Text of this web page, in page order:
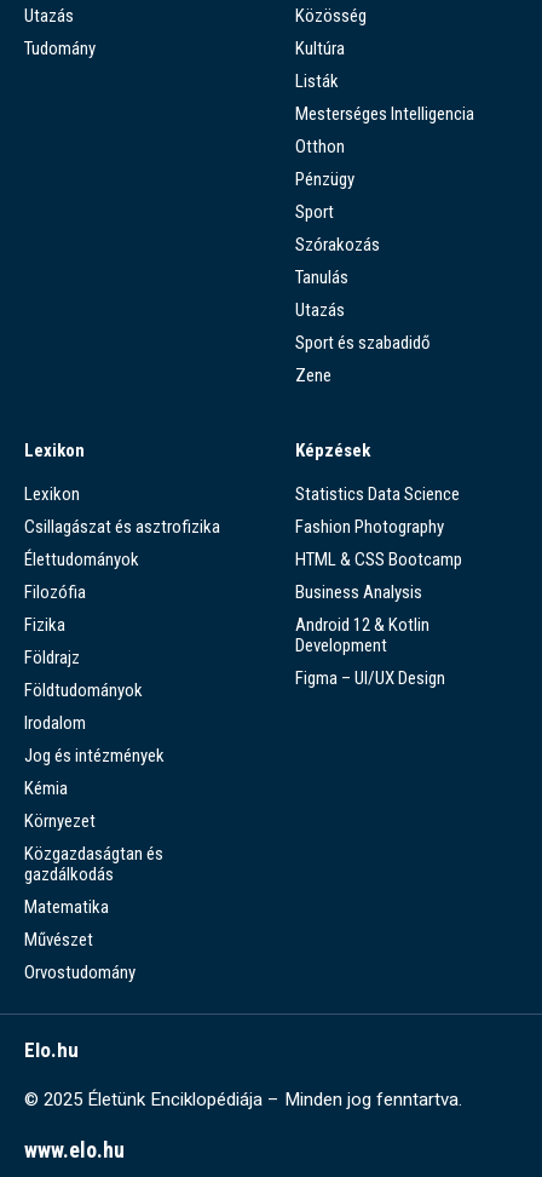
Utazás
Tudomány
Közösség
Kultúra
Listák
Mesterséges Intelligencia
Otthon
Pénzügy
Sport
Szórakozás
Tanulás
Utazás
Sport és szabadidő
Zene
Lexikon
Lexikon
Csillagászat és asztrofizika
Élettudományok
Filozófia
Fizika
Földrajz
Földtudományok
Irodalom
Jog és intézmények
Kémia
Környezet
Közgazdaságtan és
gazdálkodás
Matematika
Művészet
Orvostudomány
Képzések
Statistics Data Science
Fashion Photography
HTML & CSS Bootcamp
Business Analysis
Android 12 & Kotlin
Development
Figma – UI/UX Design
Elo.hu
© 2025 Életünk Enciklopédiája – Minden jog fenntartva.
www.elo.hu